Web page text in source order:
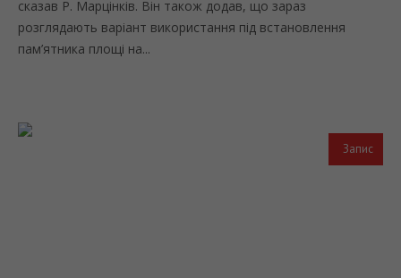
сказав Р. Марцінків. Він також додав, що зараз
розглядають варіант використання під встановлення
пам’ятника площі на...
Запис